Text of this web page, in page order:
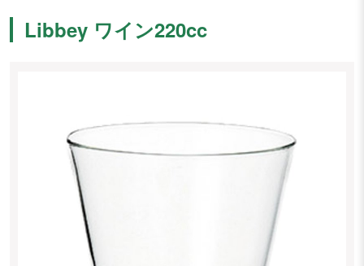
Libbey ワイン220cc